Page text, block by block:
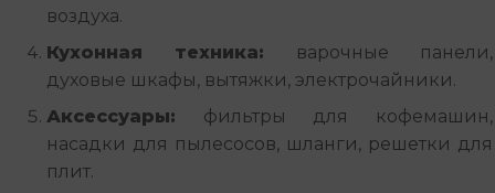
воздуха.
Кухонная техника: варочные панели,
духовые шкафы, вытяжки, электрочайники.
Аксессуары: фильтры для кофемашин,
насадки для пылесосов, шланги, решетки для
плит.